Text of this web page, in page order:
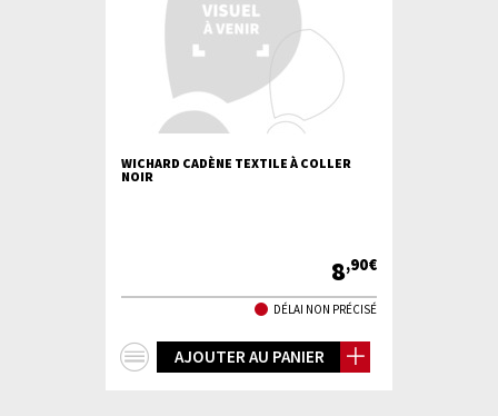
WICHARD CADÈNE TEXTILE À COLLER
NOIR
8,90€
DÉLAI NON PRÉCISÉ
AJOUTER AU PANIER